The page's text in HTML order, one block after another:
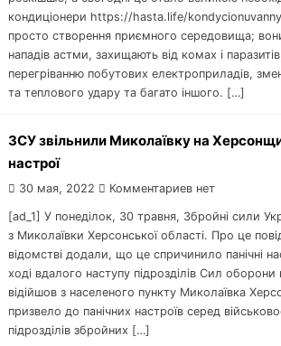
кондиціонери https://hasta.life/
просто створення приємного середовища;
нападів астми, захищають від комах і
перегріванню побутових електроприладів,
та теплового удару та багато іншого. […]
ЗСУ звільнили Миколаївку на
настрої
30 мая, 2022 Комментариев нет
[ad_1] У понеділок, 30 травня, Збройні сили
з Миколаївки Херсонської області. Про це
відомстві додали, що це спричинило панічні
ході вдалого наступу підрозділів Сил оборони
відійшов з населеного пункту Миколаївка
призвело до панічних настроїв серед
підрозділів збройних […]